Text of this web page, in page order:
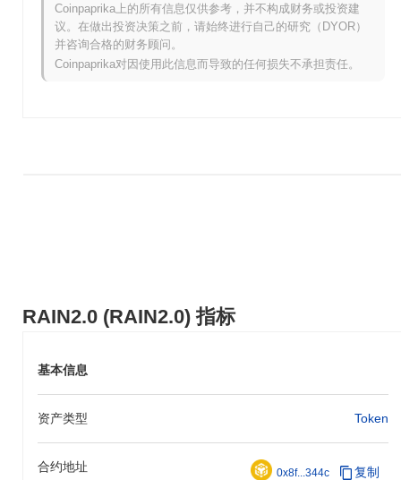
RAIN2.0 (RAIN2.0) 指标
基本信息
资产类型 Token
合约地址 0x8f...344c 复制
与更广泛的加密市场相比,RAIN2.0 的表现如何?
在过去7天里,RAIN2.0 上涨了
跌了0.66%。这表明相对于更广泛的市场势头,RAIN2.0 的价格走
势表现强劲。
Coinpaprika上的所有信息仅供参考，并不构成财务或投资建
议。在做出投资决策之前，请始终进行自己的研究（DYOR）
并咨询合格的财务顾问。
Coinpaprika对因使用此信息而导致的任何损失不承担责任。